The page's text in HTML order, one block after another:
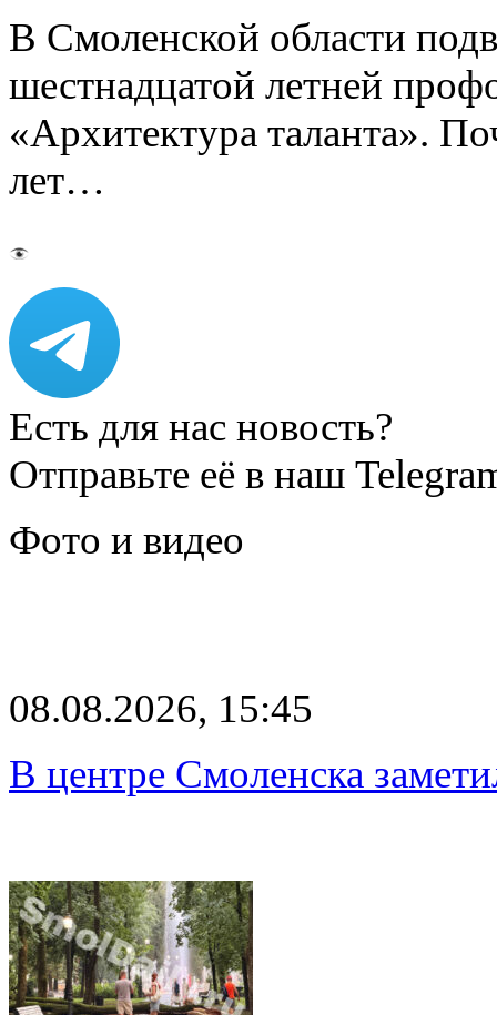
В Смоленской области
шестнадцатой летней
«Архитектура таланта».
лет…
Есть для нас новость?
Отправьте её в наш
Фото и видео
08.08.2026, 15:45
В центре Смоленска